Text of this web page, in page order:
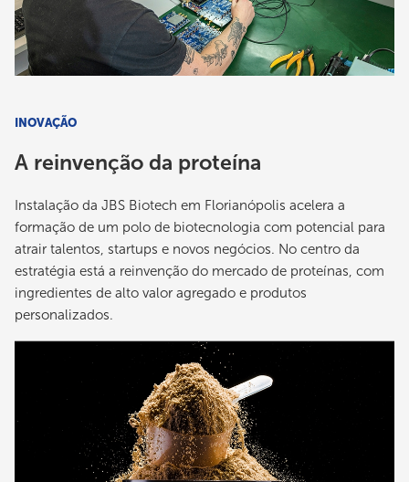
INOVAÇÃO
A reinvenção da proteína
Instalação da JBS Biotech em Florianópolis acelera a
formação de um polo de biotecnologia com potencial para
atrair talentos, startups e novos negócios. No centro da
estratégia está a reinvenção do mercado de proteínas, com
ingredientes de alto valor agregado e produtos
personalizados.